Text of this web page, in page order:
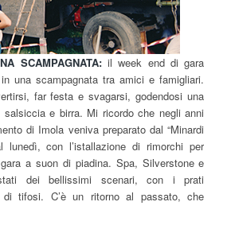
SCAMPAGNATA:il week end di gara
una scampagnata tra amici e famigliari.
far festa e svagarsi, godendosi una
salsiccia e birra. Mi ricordo che negli anni
di Imola veniva preparato dal “Minardi
lunedì, con l’istallazione di rimorchi per
a suon di piadina. Spa, Silverstone e
dei bellissimi scenari, con i prati
di tifosi. C’è un ritorno al passato, che